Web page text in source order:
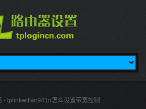
- tplinkwifiwr941n怎么设置带宽控制